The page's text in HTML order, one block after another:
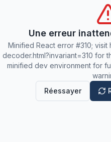
Une erreur
Minified React error #310;
decoder.html?invariant=310 for
minified dev environment for
Réessayer